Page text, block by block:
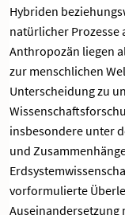
Hybriden
natürlicher Prozesse
Anthropozän liegen
zur menschlichen
Unterscheidung zu
insbesondere unter
und
vorformulierte
Auseinandersetzung